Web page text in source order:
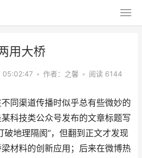
用大桥
05:02:47 • 作者：之馨 • 阅读 6144
同渠道传播时似乎总有些微妙的
科技类公众号发布的文章标题写
破地理隔阂”，但翻到正文才发现
材料的创新应用；后来在微博热